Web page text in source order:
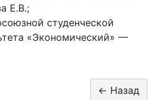
Е.В.;
студенческой
«Экономический» —